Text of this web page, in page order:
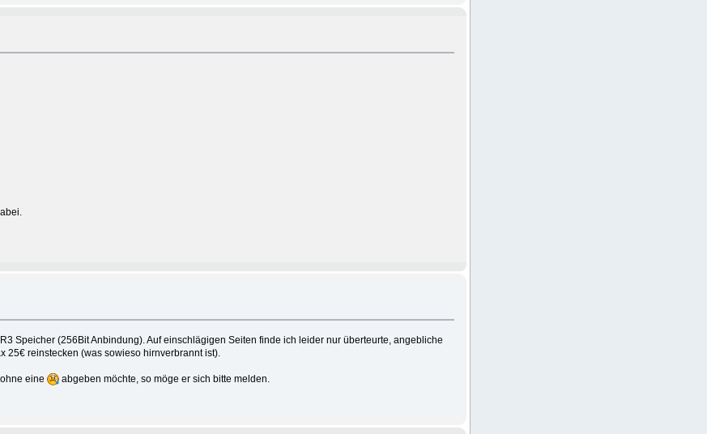
Speicher (256Bit Anbindung). Auf einschlägigen Seiten finde ich leider nur überteurte, angebliche
25€ reinstecken (was sowieso hirnverbrannt ist).
eine abgeben möchte, so möge er sich bitte melden.